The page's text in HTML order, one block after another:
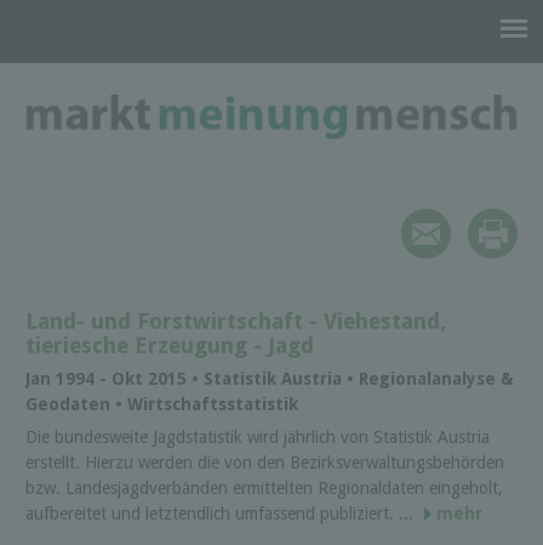
Land- und Forstwirtschaft - Viehestand,
tieriesche Erzeugung - Jagd
Jan 1994 - Okt 2015 • Statistik Austria • Regionalanalyse &
Geodaten • Wirtschaftsstatistik
Die bundesweite Jagdstatistik wird jährlich von Statistik Austria
erstellt. Hierzu werden die von den Bezirksverwaltungsbehörden
bzw. Landesjagdverbänden ermittelten Regionaldaten eingeholt,
aufbereitet und letztendlich umfassend publiziert. ...
mehr